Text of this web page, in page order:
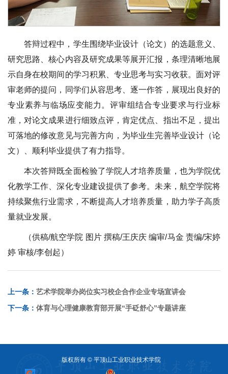
答辩过程中，学生围绕毕业设计（论文）的选题意义、
研究思路、核心内容及研究成果等展开汇报，条理清晰地展
示自身在校期间的学习积累、专业思考与实习收获。面对评
审老师的提问，同学们从容思考、逐一作答，展现出良好的
专业素养与临场应变能力。评审组结合专业要求与行业标
准，对论文成果进行细致点评，肯定优点、指出不足，提出
可落地的修改意见与完善方向，为毕业生完善毕业设计（论
文）、顺利毕业提供了有力指导。
本次答辩既全面检验了学院人才培养质量，也为学院优
化教学工作、深化专业建设提供了参考。未来，航空学院将
持续聚焦行业需求，不断提高人才培养质量，助力学子高质
量就业发展。
（供稿/航空学院 图片 撰稿/王庆庆 编审/马金 责编/宋婷
婷 审核/李创起）
上一条： 艺术学院举办岗位实习校企合作企业专场宣讲会
下一条： 体育与心理健康教育部开展“手砭舒心”专题讲座
版权所有 © 平顶山工业职业技术学院